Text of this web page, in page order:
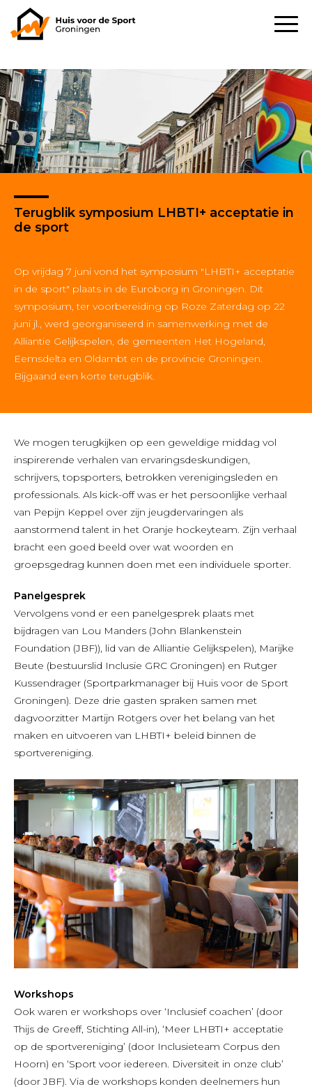
Terugblik symposium LHBTI+ acceptatie in
de sport
Op vrijdag 7 juni vond het symposium "LHBTI+ acceptatie
in de sport" plaats in de Euroborg in Groningen. Dit
symposium, ter voorbereiding op Roze Zaterdag op 22
juni jl., werd georganiseerd in samenwerking met de
Alliantie Gelijkspelen, de gemeenten Het Hogeland,
Eemsdelta en Oldambt en de provincie Groningen.
Bijgaand een korte terugblik.
We mogen terugkijken op een geweldige middag vol
inspirerende verhalen van ervaringsdeskundigen,
schrijvers, topsporters, betrokken verenigingsleden en
professionals. Als kick-off was er het persoonlijke verhaal
van Pepijn Keppel over zijn jeugdervaringen als
aanstormend talent in het Oranje hockeyteam. Zijn verhaal
bracht een goed beeld over wat woorden en
groepsgedrag kunnen doen met een individuele sporter.
Panelgesprek
Vervolgens vond er een panelgesprek plaats met
bijdragen van Lou Manders (John Blankenstein
Foundation (JBF)), lid van de Alliantie Gelijkspelen), Marijke
Beute (bestuurslid Inclusie GRC Groningen) en Rutger
Kussendrager (Sportparkmanager bij Huis voor de Sport
Groningen). Deze drie gasten spraken samen met
dagvoorzitter Martijn Rotgers over het belang van het
maken en uitvoeren van LHBTI+ beleid binnen de
sportvereniging.
Workshops
Ook waren er workshops over ‘Inclusief coachen’ (door
Thijs de Greeff, Stichting All-in), ‘Meer LHBTI+ acceptatie
op de sportvereniging’ (door Inclusieteam Corpus den
Hoorn) en ‘Sport voor iedereen. Diversiteit in onze club’
(door JBF). Via de workshops konden deelnemers hun